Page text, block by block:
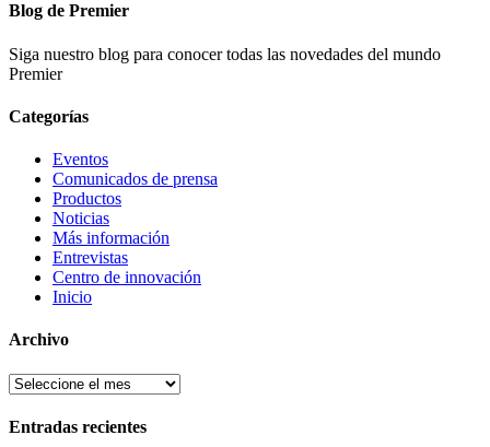
Blog de Premier
Siga nuestro blog para conocer todas las novedades del mundo
Premier
Categorías
Eventos
Comunicados de prensa
Productos
Noticias
Más información
Entrevistas
Centro de innovación
Inicio
Archivo
Archivo
Entradas recientes